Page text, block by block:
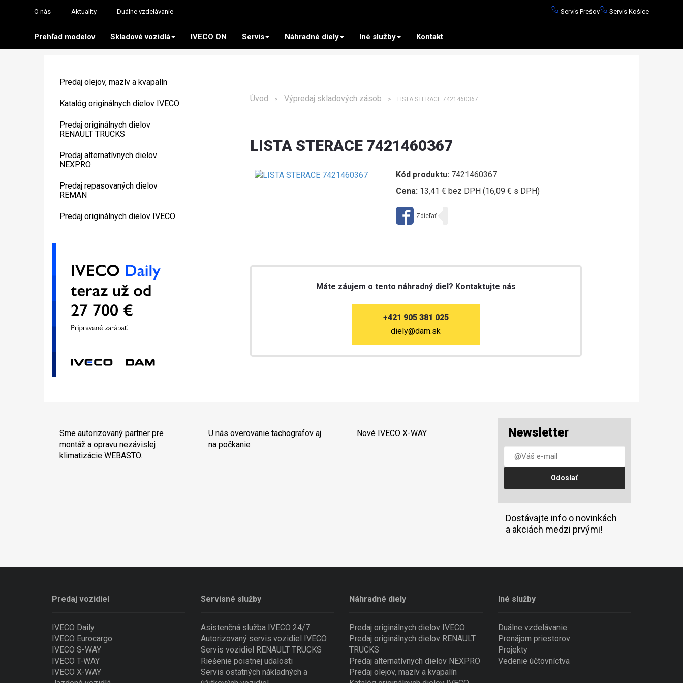
O nás Aktuality Duálne vzdelávanie Servis Prešov Servis Košice
Prehľad modelov Skladové vozidlá IVECO ON Servis Náhradné diely Iné služby Kontakt
Predaj olejov, mazív a kvapalín
Katalóg originálnych dielov IVECO
Predaj originálnych dielov
RENAULT TRUCKS
Predaj alternatívnych dielov
NEXPRO
Predaj repasovaných dielov
REMAN
Predaj originálnych dielov IVECO
Úvod > Výpredaj skladových zásob > LISTA STERACE 7421460367
LISTA STERACE 7421460367
Kód produktu:7421460367
Cena:13,41 € bez DPH (16,09 € s DPH)
Máte záujem o tento náhradný diel? Kontaktujte nás
+421 905 381 025
diely@dam.sk
Sme autorizovaný partner pre
montáž a opravu nezávislej
klimatizácie WEBASTO.
U nás overovanie tachografov aj
na počkanie
Nové IVECO X-WAY Newsletter
Dostávajte info o novinkách
a akciách medzi prvými!
Predaj vozidiel
IVECO Daily
IVECO Eurocargo
IVECO S-WAY
IVECO T-WAY
IVECO X-WAY
Servisné služby
Asistenčná služba IVECO 24/7
Autorizovaný servis vozidiel IVECO
Servis vozidiel RENAULT TRUCKS
Riešenie poistnej udalosti
Servis ostatných nákladných a
Náhradné diely
Predaj originálnych dielov IVECO
Predaj originálnych dielov RENAULT
TRUCKS
Predaj alternatívnych dielov NEXPRO
Predaj olejov, mazív a kvapalín
Iné služby
Duálne vzdelávanie
Prenájom priestorov
Projekty
Vedenie účtovníctva